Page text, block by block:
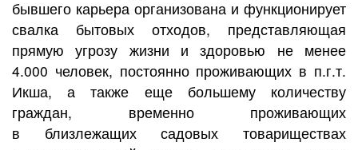
бывшего карьера организована и функционирует
свалка бытовых отходов, представляющая
прямую угрозу жизни и здоровью не менее
4.000 человек, постоянно проживающих в п.г.т.
Икша, а также еще большему количеству
граждан, временно проживающих
в близлежащих садовых товариществах